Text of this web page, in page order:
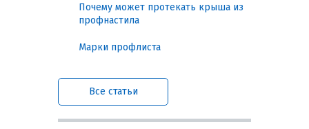
Использование оцинкованных саморезов
решает несколько практических задач:
ржавление при контакте с
атмосферной влагой, конденсатом
и кислотными дождями, что
критично для наружных
Почему может протекать крыша из
профнастила
Марки профлиста
Все статьи